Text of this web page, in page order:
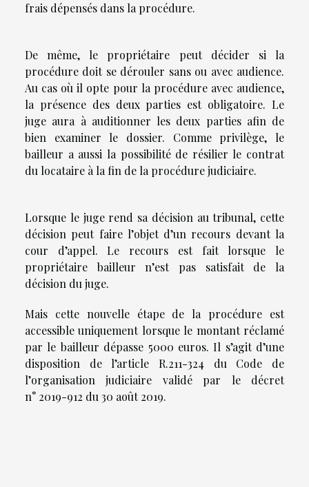
frais dépensés dans la procédure.
De même, le propriétaire peut décider si la
procédure doit se dérouler sans ou avec audience.
Au cas où il opte pour la procédure avec audience,
la présence des deux parties est obligatoire. Le
juge aura à auditionner les deux parties afin de
bien examiner le dossier. Comme privilège, le
bailleur a aussi la possibilité de résilier le contrat
du locataire à la fin de la procédure judiciaire.
Lorsque le juge rend sa décision au tribunal, cette
décision peut faire l’objet d’un recours devant la
cour d’appel. Le recours est fait lorsque le
propriétaire bailleur n’est pas satisfait de la
décision du juge.
Mais cette nouvelle étape de la procédure est
accessible uniquement lorsque le montant réclamé
par le bailleur dépasse 5000 euros. Il s’agit d’une
disposition de l’article R.211-324 du Code de
l’organisation judiciaire validé par le décret
n° 2019-912 du 30 août 2019.